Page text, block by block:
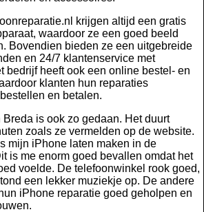
krijgen altijd een gratis
waardoor ze een goed beeld
Bovendien bieden ze een uitgebreide
en 24/7 klantenservice met
bedrijf heeft ook een online bestel- en
klanten hun reparaties
en betalen.
is ook zo gedaan. Het duurt
zoals ze vermelden op de website.
mijn iPhone laten maken in de
is me enorm goed bevallen omdat het
voelde. De telefoonwinkel rook goed,
een lekker muziekje op. De andere
iPhone reparatie goed geholpen en